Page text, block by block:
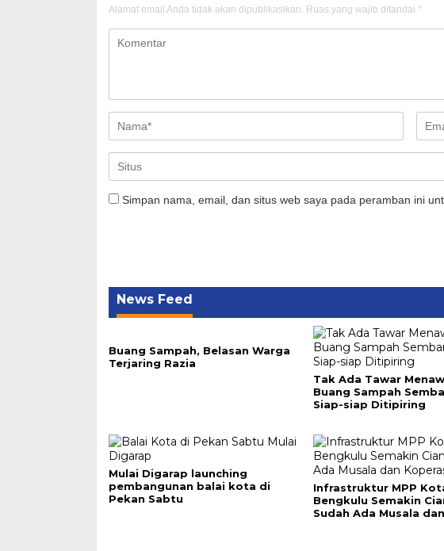
Alamat email Anda tidak akan dipublikasikan. Ruas yang wajib ditandai *
Simpan nama, email, dan situs web saya pada peramban ini
News Feed
Buang Sampah, Belasan Warga
Terjaring Razia
Tak Ada Tawar
Buang Sampah
Siap-siap Ditipiring
Mulai Digarap launching
pembangunan balai kota di
Pekan Sabtu
Infrastruktur MPP
Bengkulu Semakin
Sudah Ada Musala